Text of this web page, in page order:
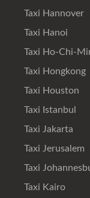
Taxi Hannover
Taxi Hanoi
Taxi Ho-Chi-
Taxi Hongkong
Taxi Houston
Taxi Istanbul
Taxi Jakarta
Taxi Jerusalem
Taxi
Taxi Kairo